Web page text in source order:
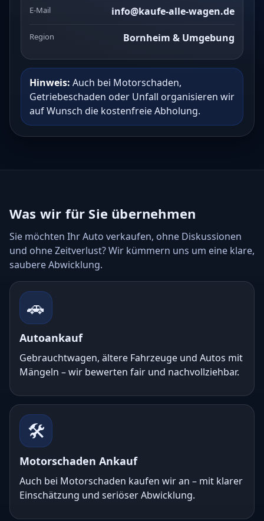
E-Mail info@kaufe-alle-wagen.de
Region Bornheim & Umgebung
Hinweis: Auch bei Motorschaden,
Getriebeschaden oder Unfall organisieren wir
auf Wunsch die kostenfreie Abholung.
Was wir für Sie übernehmen
Sie möchten Ihr Auto verkaufen, ohne Diskussionen
und ohne Zeitverlust? Wir kümmern uns um eine klare,
saubere Abwicklung.
🚗
Autoankauf
Gebrauchtwagen, ältere Fahrzeuge und Autos mit
Mängeln – wir bewerten fair und nachvollziehbar.
🛠️
Motorschaden Ankauf
Auch bei Motorschaden kaufen wir an – mit klarer
Einschätzung und seriöser Abwicklung.